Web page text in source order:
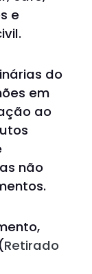
e
do
em
ao
não
Retirado